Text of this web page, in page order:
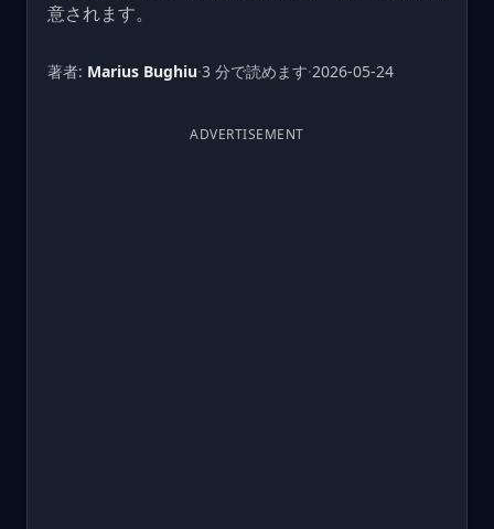
意されます。
著者: Marius Bughiu·3 分で読めます·2026-05-24
ADVERTISEMENT